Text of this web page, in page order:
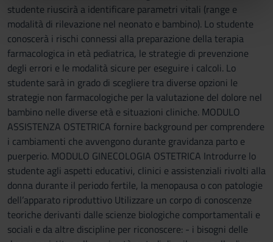
nostri partner che si occupano di analisi dei dati web,
pubblicità e social media, i quali potrebbero combinarle
con altre informazioni che hai fornito loro o che hanno
raccolto dal tuo utilizzo dei loro servizi.
studente riuscirà a identificare parametri vitali (range e
modalità di rilevazione nel neonato e bambino). Lo studente
conoscerà i rischi connessi alla preparazione della terapia
farmacologica in età pediatrica, le strategie di prevenzione
degli errori e le modalità sicure per eseguire i calcoli. Lo
studente sarà in grado di scegliere tra diverse opzioni le
strategie non farmacologiche per la valutazione del dolore nel
bambino nelle diverse età e situazioni cliniche. MODULO
ASSISTENZA OSTETRICA fornire background per comprendere
i cambiamenti che avvengono durante gravidanza parto e
puerperio. MODULO GINECOLOGIA OSTETRICA Introdurre lo
studente agli aspetti educativi, clinici e assistenziali rivolti alla
donna durante il periodo fertile, la menopausa o con patologie
dell’apparato riproduttivo Utilizzare un corpo di conoscenze
teoriche derivanti dalle scienze biologiche comportamentali e
sociali e da altre discipline per riconoscere: - i bisogni delle